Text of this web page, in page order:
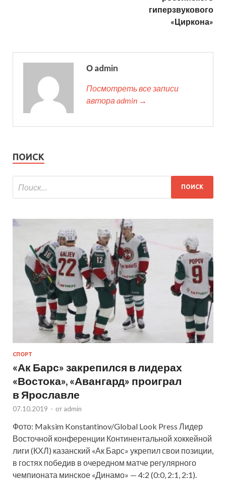
гиперзвукового
«Циркона»
О admin
Посмотреть все записи
автора admin →
ПОИСК
СПОРТ
«Ак Барс» закрепился в лидерах
«Востока», «Авангард» проиграл
в Ярославле
07.10.2019 - от admin
Фото: Maksim Konstantinov/Global Look Press Лидер
Восточной конференции Континентальной хоккейной
лиги (КХЛ) казанский «Ак Барс» укрепил свои позиции,
в гостях победив в очередном матче регулярного
чемпионата минское «Динамо» — 4:2 (0:0, 2:1, 2:1).